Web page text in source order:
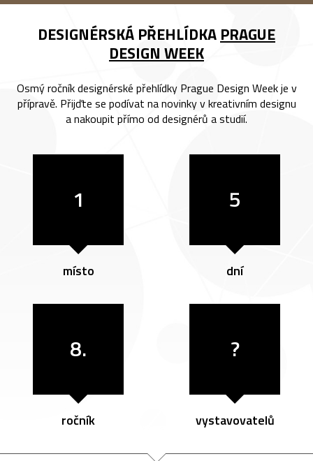
DESIGNÉRSKÁ PŘEHLÍDKA PRAGUE
DESIGN WEEK
Osmý ročník designérské přehlídky Prague Design Week je v
přípravě. Přijďte se podívat na novinky v kreativním designu
a nakoupit přímo od designérů a studií.
1
místo
5
dní
8.
ročník
?
vystavovatelů